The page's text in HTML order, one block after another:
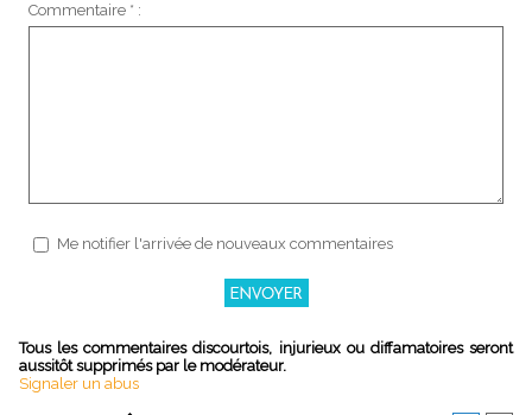
Commentaire * :
Me notifier l'arrivée de nouveaux commentaires
Tous les commentaires discourtois, injurieux ou diffamatoires seront
aussitôt supprimés par le modérateur.
Signaler un abus